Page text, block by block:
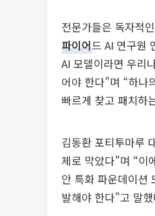
전문가들은 독자적
파이어드 AI 연구원
AI 모델이라면 우리
어야 한다”며 “하나
빠르게 찾고 패치하
김동환 포티투마루
제로 막았다”며 “이
안 특화 파운데이션
발해야 한다”고 말